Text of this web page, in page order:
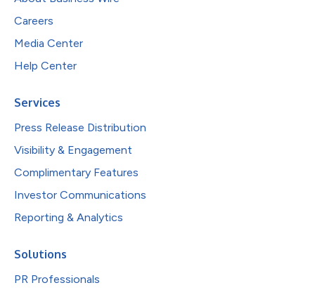
Careers
Media Center
Help Center
Services
Press Release Distribution
Visibility & Engagement
Complimentary Features
Investor Communications
Reporting & Analytics
Solutions
PR Professionals